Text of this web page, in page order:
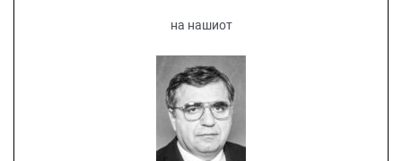
на нашиот